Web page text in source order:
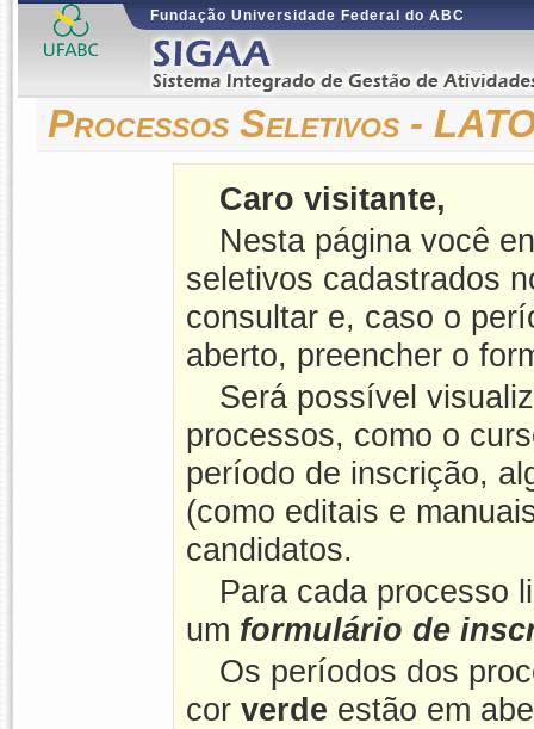
Fundação Universidade Federal do ABC
Processos Seletivos -
Caro visitante,
Nesta página você
seletivos cadastrados
consultar e, caso o
aberto, preencher o
Será possível
processos, como o
período de inscrição,
(como editais e
candidatos.
Para cada processo
um formulário de
Os períodos dos
cor verde estão em